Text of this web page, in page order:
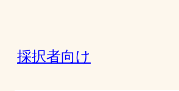
採択者向け